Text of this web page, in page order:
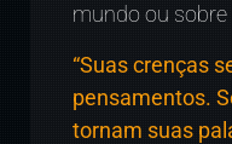
mundo ou
“Suas crenças
pensamentos.
tornam suas